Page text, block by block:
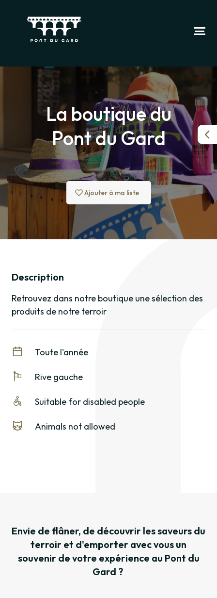
La boutique du
Pont du Gard
Ajouter à ma liste
Description
Retrouvez dans notre boutique une sélection des
produits de notre terroir
Toute l'année
Rive gauche
Suitable for disabled people
Animals not allowed
Envie de flâner, de découvrir les saveurs du
terroir et d'emporter avec vous un
souvenir de votre expérience au Pont du
Gard ?